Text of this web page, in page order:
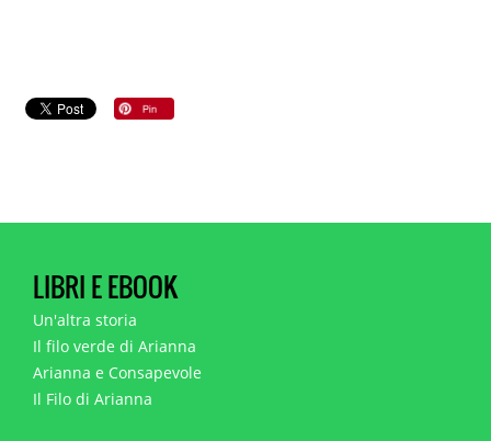
LIBRI E EBOOK
Un'altra storia
Il filo verde di Arianna
Arianna e Consapevole
Il Filo di Arianna